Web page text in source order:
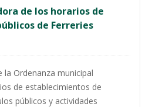
de los horarios de
de Ferreries
Ordenanza municipal
de establecimientos de
públicos y actividades